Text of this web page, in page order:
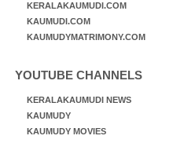
KERALAKAUMUDI.COM
KAUMUDI.COM
KAUMUDYMATRIMONY.COM
YOUTUBE CHANNELS
KERALAKAUMUDI NEWS
KAUMUDY
KAUMUDY MOVIES